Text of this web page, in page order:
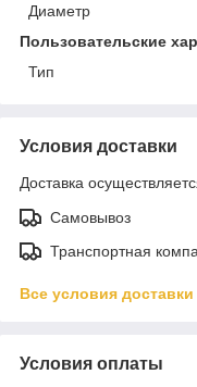
Диаметр
Пользовательские
Тип
Условия доставки
Доставка
Самовывоз
Транспортная
Все условия доставки
Условия оплаты